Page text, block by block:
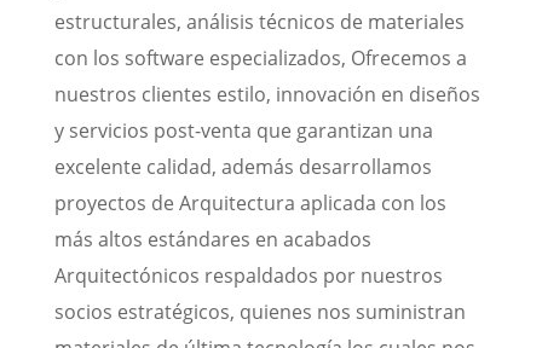
estructurales, análisis técnicos de materiales
con los software especializados, Ofrecemos a
nuestros clientes estilo, innovación en diseños
y servicios post-venta que garantizan una
excelente calidad, además desarrollamos
proyectos de Arquitectura aplicada con los
más altos estándares en acabados
Arquitectónicos respaldados por nuestros
socios estratégicos, quienes nos suministran